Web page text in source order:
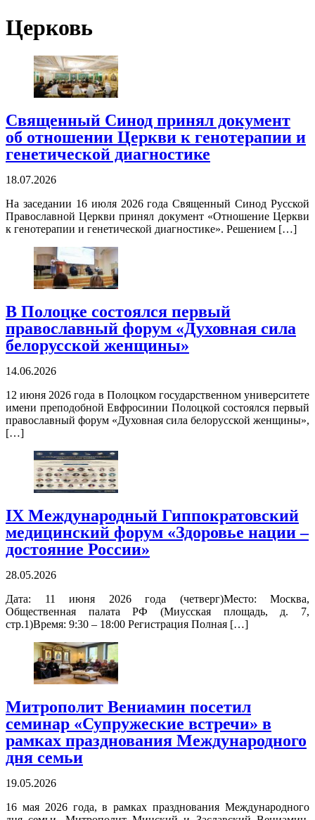
Церковь
Священный Синод принял документ
об отношении Церкви к генотерапии и
генетической диагностике
18.07.2026
На заседании 16 июля 2026 года Священный Синод Русской
Православной Церкви принял документ «Отношение Церкви
к генотерапии и генетической диагностике». Решением […]
В Полоцке состоялся первый
православный форум «Духовная сила
белорусской женщины»
14.06.2026
12 июня 2026 года в Полоцком государственном университете
имени преподобной Евфросинии Полоцкой состоялся первый
православный форум «Духовная сила белорусской женщины»,
[…]
IX Международный Гиппократовский
медицинский форум «Здоровье нации –
достояние России»
28.05.2026
Дата: 11 июня 2026 года (четверг)Место: Москва,
Общественная палата РФ (Миусская площадь, д. 7,
стр.1)Время: 9:30 – 18:00 Регистрация Полная […]
Митрополит Вениамин посетил
семинар «Супружеские встречи» в
рамках празднования Международного
дня семьи
19.05.2026
16 мая 2026 года, в рамках празднования Международного